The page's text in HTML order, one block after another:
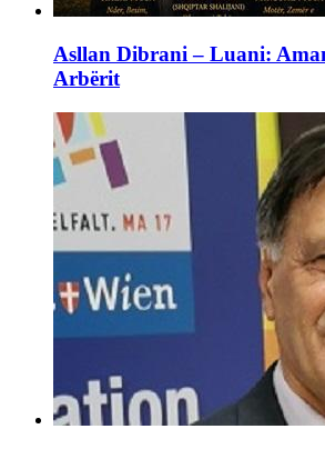
Asllan Dibrani – Luani:
Arbërit